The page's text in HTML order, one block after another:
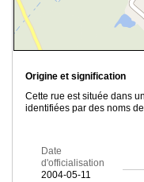
Origine et signification
Cette rue est située dans
identifiées par des noms
Date
d'officialisation
2004-05-11